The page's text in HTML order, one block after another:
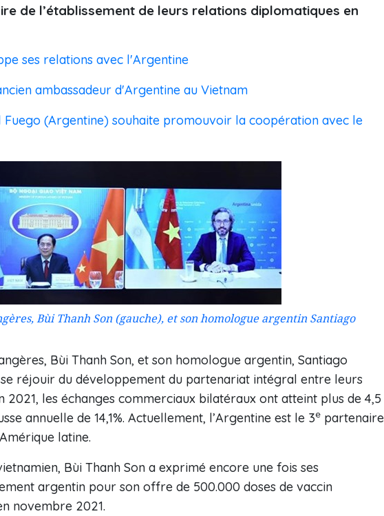
de l’établissement de leurs relations diplomatiques en
ses relations avec l'Argentine
ambassadeur d'Argentine au Vietnam
Fuego (Argentine) souhaite promouvoir la coopération avec le
Bùi Thanh Son (gauche), et son homologue argentin Santiago
Bùi Thanh Son, et son homologue argentin, Santiago
réjouir du développement du partenariat intégral entre leurs
2021, les échanges commerciaux bilatéraux ont atteint plus de 4,5
annuelle de 14,1%. Actuellement, l’Argentine est le 3e partenaire
latine.
Bùi Thanh Son a exprimé encore une fois ses
argentin pour son offre de 500.000 doses de vaccin
novembre 2021.